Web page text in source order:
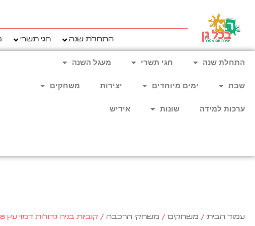
התחלת שנה חגי תשרי
התחלת שנה חגי תשרי מעגל השנה
שבת ימים מיוחדים יצירות משחקים
ערכות למידה שונות אידיש
עמוד הבית / משחקים / משחקי הרכבה / קוביות בניה גדולות דמוי עץ 48 חל'